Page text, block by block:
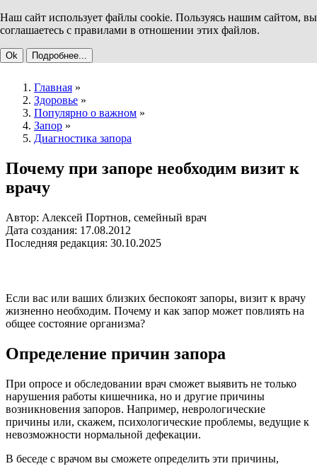
Наш сайт использует файлы cookie. Пользуясь нашим сайтом, вы
соглашаетесь с правилами в отношении этих файлов.
Ok Подробнее...
Главная »
Здоровье »
Популярно о важном »
Запор »
Диагностика запора
Почему при запоре необходим визит к
врачу
Автор: Алексей Портнов, семейный врач
Дата создания: 17.08.2012
Последняя редакция: 30.10.2025
Если вас или ваших близких беспокоят запоры, визит к врачу
жизненно необходим. Почему и как запор может повлиять на
общее состояние организма?
Определение причин запора
При опросе и обследовании врач сможет выявить не только
нарушения работы кишечника, но и другие причины
возникновения запоров. Например, неврологические
причины или, скажем, психологические проблемы, ведущие к
невозможности нормальной дефекации.
В беседе с врачом вы сможете определить эти причины,